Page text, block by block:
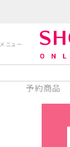
予約商品